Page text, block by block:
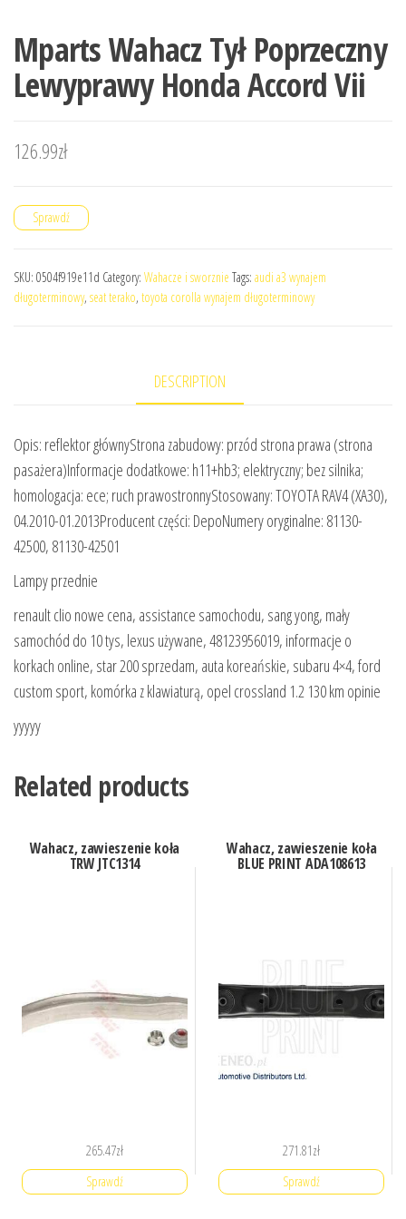
Mparts Wahacz Tył Poprzeczny
Lewyprawy Honda Accord Vii
126.99zł
Sprawdź
SKU: 0504f919e11d Category: Wahacze i sworznie Tags: audi a3 wynajem
długoterminowy, seat terako, toyota corolla wynajem długoterminowy
DESCRIPTION
Opis: reflektor głównyStrona zabudowy: przód strona prawa (strona
pasażera)Informacje dodatkowe: h11+hb3; elektryczny; bez silnika;
homologacja: ece; ruch prawostronnyStosowany: TOYOTA RAV4 (XA30),
04.2010-01.2013Producent części: DepoNumery oryginalne: 81130-
42500, 81130-42501
Lampy przednie
renault clio nowe cena, assistance samochodu, sang yong, mały
samochód do 10 tys, lexus używane, 48123956019, informacje o
korkach online, star 200 sprzedam, auta koreańskie, subaru 4×4, ford
custom sport, komórka z klawiaturą, opel crossland 1.2 130 km opinie
yyyyy
Related products
Wahacz, zawieszenie koła
TRW JTC1314
265.47zł
Sprawdź
Wahacz, zawieszenie koła
BLUE PRINT ADA108613
271.81zł
Sprawdź